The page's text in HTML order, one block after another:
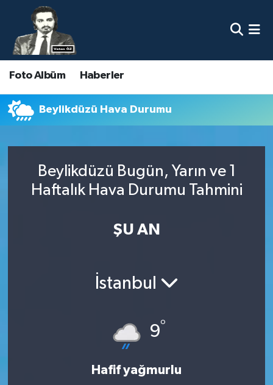
Foto Albüm Haberler
Beylikdüzü Hava Durumu
Beylikdüzü Bugün, Yarın ve 1
Haftalık Hava Durumu Tahmini
ŞU AN
İstanbul
9°
Hafif yağmurlu
Nöbetçi Eczaneler
Hava Durumu
Namaz Vakitleri
Süper Lig Puan Durumu ve Fikstür
Son Dakika Haberleri